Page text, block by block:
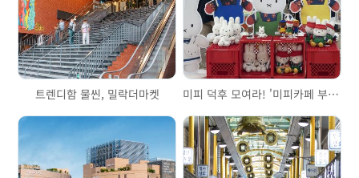
트렌디함 물씬, 밀락더마켓 미피 덕후 모여라! '미피카페 부산'으로 집합